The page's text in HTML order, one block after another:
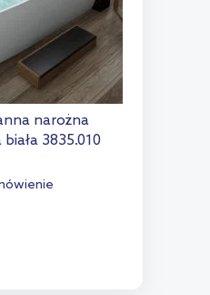
narożna
3835.010